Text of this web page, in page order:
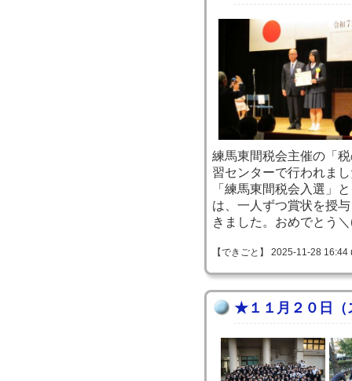
練馬東間税会主催の「
習センターで行われま
「練馬東間税会入選」
は、一人ずつ賞状を授
きました。おめでとう
【できごと】 2025-11-28
★１１月２０日（